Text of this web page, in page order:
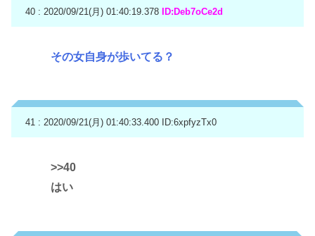
40 : 2020/09/21(月) 01:40:19.378 ID:Deb7oCe2d
その女自身が歩いてる？
41 : 2020/09/21(月) 01:40:33.400 ID:6xpfyzTx0
>>40
はい